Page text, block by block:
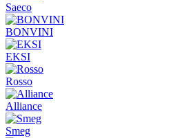
Saeco
BONVINI
EKSI
Rosso
Alliance
Smeg